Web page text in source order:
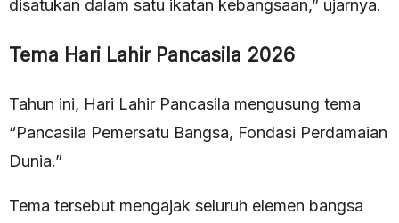
disatukan dalam satu ikatan kebangsaan,” ujarnya.
Tema Hari Lahir Pancasila 2026
Tahun ini, Hari Lahir Pancasila mengusung tema
“Pancasila Pemersatu Bangsa, Fondasi Perdamaian
Dunia.”
Tema tersebut mengajak seluruh elemen bangsa